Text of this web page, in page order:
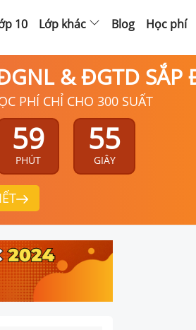
10 Lớp khác Blog Học phí
& ĐGTD SẮP
PHÍ CHỈ CHO 300 SUẤT
59
PHÚT
54
GIÂY